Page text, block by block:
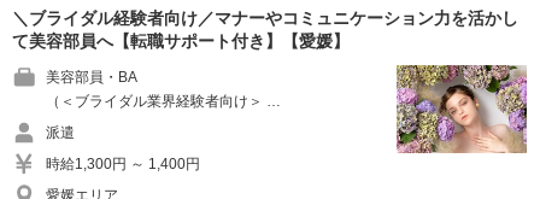
＼ブライダル経験者向け／マナーやコミュニケーション力を活かし
て美容部員へ【転職サポート付き】【愛媛】
美容部員・BA
（＜ブライダル業界経験者向け＞ …
派遣
時給1,300円 ～ 1,400円
愛媛エリア